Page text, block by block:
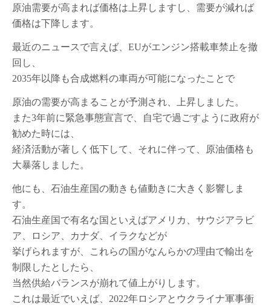
原油需要が高まれば価格は上昇しますし、需要が減れば
価格は下降します。
最近のニュースで言えば、EUがエンジン搭載車禁止を撤
回し、
2035年以降も合成燃料の車両が可能になったことで
原油の需要が高まることが予測され、上昇しました。
また3年前に緊急事態宣言で、自宅で過ごすように政府が
勧めた時には、
経済活動が著しく低下して、それに伴って、原油価格も
大暴落しました。
他にも、石油生産国の動きも値動きに大きく影響しま
す。
石油生産国で有名な国といえばアメリカ、サウジアラビ
ア、ロシア、カナダ、イラクなどが
挙げられますが、これらの国がなんらかの理由で輸出を
制限したとしたら、
当然供給バランスが崩れて値上がりします。
これは最近でいえば、2022年ロシアとウクライナ軍事衝